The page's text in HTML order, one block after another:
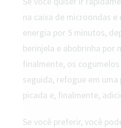
na caixa de microondas
energia por 5 minutos,
berinjela e abobrinha por
finalmente, os
seguida, refogue em uma
picada e, finalmente,
Se você preferir, você